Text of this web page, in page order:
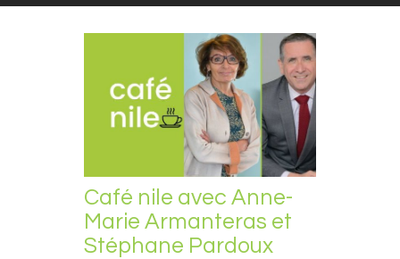
Café nile avec Anne-
Marie Armanteras et
Stéphane Pardoux